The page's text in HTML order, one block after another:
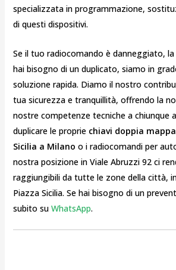
specializzata in programmazione,
di questi dispositivi.
Se il tuo radiocomando è danneggiato,
hai bisogno di un duplicato, siamo in
soluzione rapida. Diamo il nostro
tua sicurezza e tranquillità, offrendo la
nostre competenze tecniche a chiunque
duplicare le proprie chiavi doppia
Sicilia a Milano o i radiocomandi per
nostra posizione in Viale Abruzzi 92 ci
raggiungibili da tutte le zone della città,
Piazza Sicilia. Se hai bisogno di un
subito su WhatsApp.